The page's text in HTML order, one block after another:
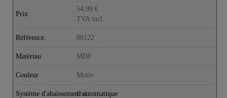
Prix
54,99 €
TVA incl.
Référence. 80122
Matériau MDF
Couleur Motiv
Système d'abaissement automatique
Oui